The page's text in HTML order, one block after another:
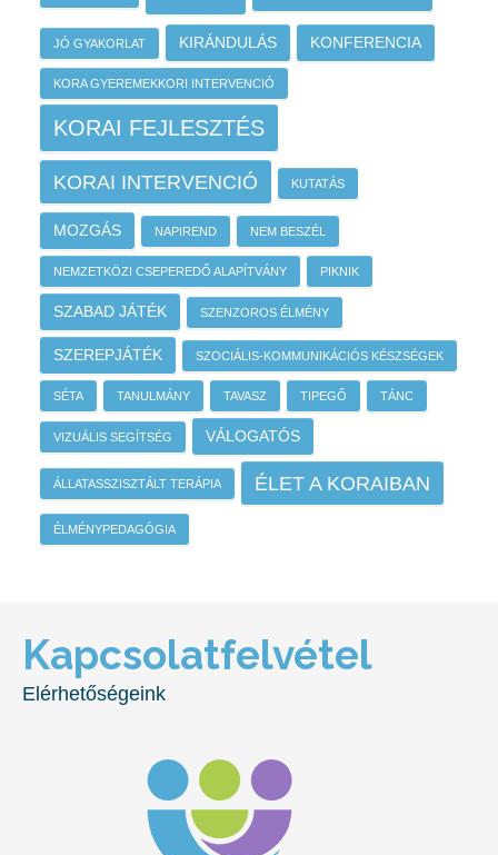
JÓ GYAKORLAT KIRÁNDULÁS KONFERENCIA
KORA GYEREMEKKORI INTERVENCIÓ
KORAI FEJLESZTÉS
KORAI INTERVENCIÓ KUTATÁS
MOZGÁS NAPIREND NEM BESZÉL
NEMZETKÖZI CSEPEREDŐ ALAPÍTVÁNY PIKNIK
SZABAD JÁTÉK SZENZOROS ÉLMÉNY
SZEREPJÁTÉK SZOCIÁLIS-KOMMUNIKÁCIÓS KÉSZSÉGEK
SÉTA TANULMÁNY TAVASZ TIPEGŐ TÁNC
VIZUÁLIS SEGÍTSÉG VÁLOGATÓS
ÁLLATASSZISZTÁLT TERÁPIA ÉLET A KORAIBAN
ÉLMÉNYPEDAGÓGIA
Kapcsolatfelvétel
Elérhetőségeink